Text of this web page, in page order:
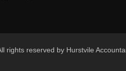
reserved by Hurstvile